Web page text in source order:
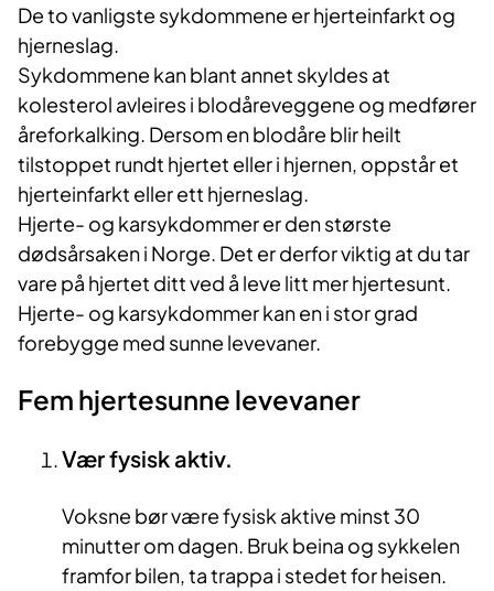
De to vanligste sykdommene er hjerteinfarkt og
hjerneslag.
Sykdommene kan blant annet skyldes at
kolesterol avleires i blodåreveggene og medfører
åreforkalking. Dersom en blodåre blir heilt
tilstoppet rundt hjertet eller i hjernen, oppstår et
hjerteinfarkt eller ett hjerneslag.
Hjerte- og karsykdommer er den største
dødsårsaken i Norge. Det er derfor viktig at du tar
vare på hjertet ditt ved å leve litt mer hjertesunt.
Hjerte- og karsykdommer kan en i stor grad
forebygge med sunne levevaner.
Fem hjertesunne levevaner
Vær fysisk aktiv.
Voksne bør være fysisk aktive minst 30
minutter om dagen. Bruk beina og sykkelen
framfor bilen, ta trappa i stedet for heisen.